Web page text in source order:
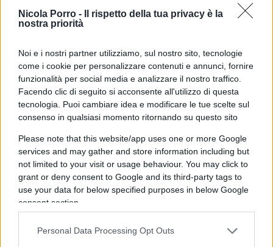
Nicola Porro -
Il rispetto della tua privacy è la
nostra priorità
Noi e i nostri partner utilizziamo, sul nostro sito, tecnologie
come i cookie per personalizzare contenuti e annunci, fornire
funzionalità per social media e analizzare il nostro traffico.
Facendo clic di seguito si acconsente all'utilizzo di questa
tecnologia. Puoi cambiare idea e modificare le tue scelte sul
consenso in qualsiasi momento ritornando su questo sito
Please note that this website/app uses one or more Google
services and may gather and store information including but
not limited to your visit or usage behaviour. You may click to
grant or deny consent to Google and its third-party tags to
use your data for below specified purposes in below Google
consent section.
Personal Data Processing Opt Outs
spiccare nel panorama. Tuttavia, mi chiedevo
cosa ci trovassero in quella sua voce da birraio
monotona. Cercando di penetrare il segreto del
suo successo andai a sentirlo. Ero fresco di
conversione e laurea, ma anche temerario perché
l’esibizione di Guccini era organizzata da Lotta
Continua , cui il Comune aveva messo a
disposizione una prestigiosa ex abbazia cittadina
adibita ad auditorium. Nella sala, tutti stravaccati
ovunque c’era spazio, mentre lui, al centro e in
piedi, si esibiva accompagnandosi con la sola
chitarra. Fu quando intonò una sua composizione
fondelli Dio e la Creazione, tra le risate degli